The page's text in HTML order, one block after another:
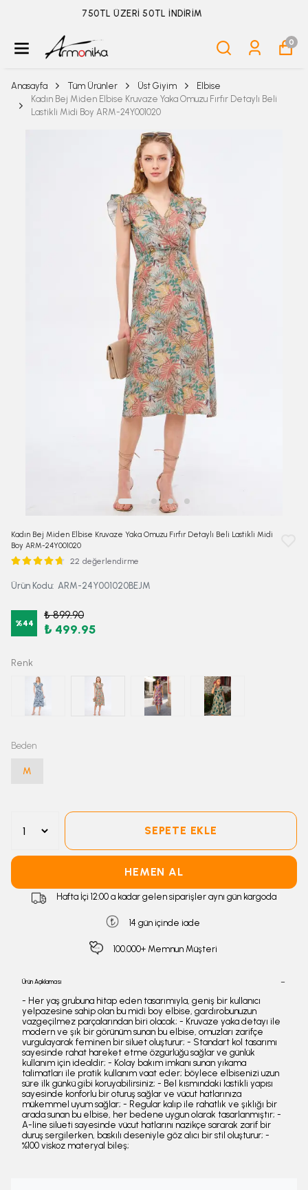
ÜYELİKSİZ SİPARİŞ İADE TALEBİ İÇİN TIKLA
0
Anasayfa Tüm Ürünler Üst Giyim
Elbise
Kadın Bej Miden Elbise Kruvaze Yaka Omuzu Fırfır Detaylı Beli
Lastikli Midi Boy ARM-24Y001020
Kadın Bej Miden Elbise Kruvaze Yaka Omuzu Fırfır Detaylı Beli Lastikli Midi
Boy ARM-24Y001020
22 değerlendirme
Ürün Kodu: ARM-24Y001020BEJM
%44
₺ 899.90
₺ 499.95
Renk
Beden
M
SEPETE EKLE
HEMEN AL
Hafta İçi 12:00 a kadar gelen siparişler aynı gün kargoda
14 gün içinde iade
100.000+ Memnun Müşteri
Ürün Açıklaması
- Her yaş grubuna hitap eden tasarımıyla, geniş bir kullanıcı
yelpazesine sahip olan bu midi boy elbise, gardırobunuzun
vazgeçilmez parçalarından biri olacak; - Kruvaze yaka detayı ile
modern ve şık bir görünüm sunan bu elbise, omuzları zarifçe
vurgulayarak feminen bir siluet oluşturur; - Standart kol tasarımı
sayesinde rahat hareket etme özgürlüğü sağlar ve günlük
kullanım için idealdir; - Kolay bakım imkanı sunan yıkama
talimatları ile pratik kullanım vaat eder; böylece elbisenizi uzun
süre ilk günkü gibi koruyabilirsiniz; - Bel kısmındaki lastikli yapısı
sayesinde konforlu bir oturuş sağlar ve vücut hatlarınıza
mükemmel uyum sağlar; - Regular kalıp ile rahatlık ve şıklığı bir
arada sunan bu elbise, her bedene uygun olarak tasarlanmıştır; -
A-line silueti sayesinde vücut hatlarını nazikçe sararak zarif bir
duruş sergilerken, baskılı deseniyle göz alıcı bir stil oluşturur; -
%100 viskoz materyal bileş;